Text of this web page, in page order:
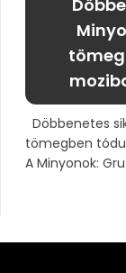
Döbbenetes
tömegben
A Minyonok: